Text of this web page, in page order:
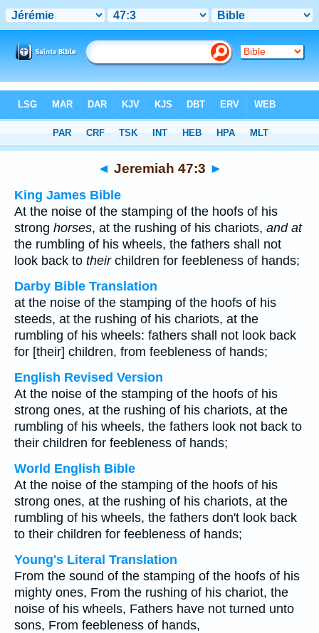
> Jeremiah 47:3
◄ Jeremiah 47:3 ►
King James Bible
At the noise of the stamping of the hoofs of his
strong horses, at the rushing of his chariots, and at
the rumbling of his wheels, the fathers shall not
look back to theirchildren for feebleness of hands;
Darby Bible Translation
at the noise of the stamping of the hoofs of his
steeds, at the rushing of his chariots, at the
rumbling of his wheels: fathers shall not look back
for [their] children, from feebleness of hands;
English Revised Version
At the noise of the stamping of the hoofs of his
strong ones, at the rushing of his chariots, at the
rumbling of his wheels, the fathers look not back to
their children for feebleness of hands;
World English Bible
At the noise of the stamping of the hoofs of his
strong ones, at the rushing of his chariots, at the
rumbling of his wheels, the fathers don't look back
to their children for feebleness of hands;
Young's Literal Translation
From the sound of the stamping of the hoofs of his
mighty ones, From the rushing of his chariot, the
noise of his wheels, Fathers have not turned unto
sons, From feebleness of hands,